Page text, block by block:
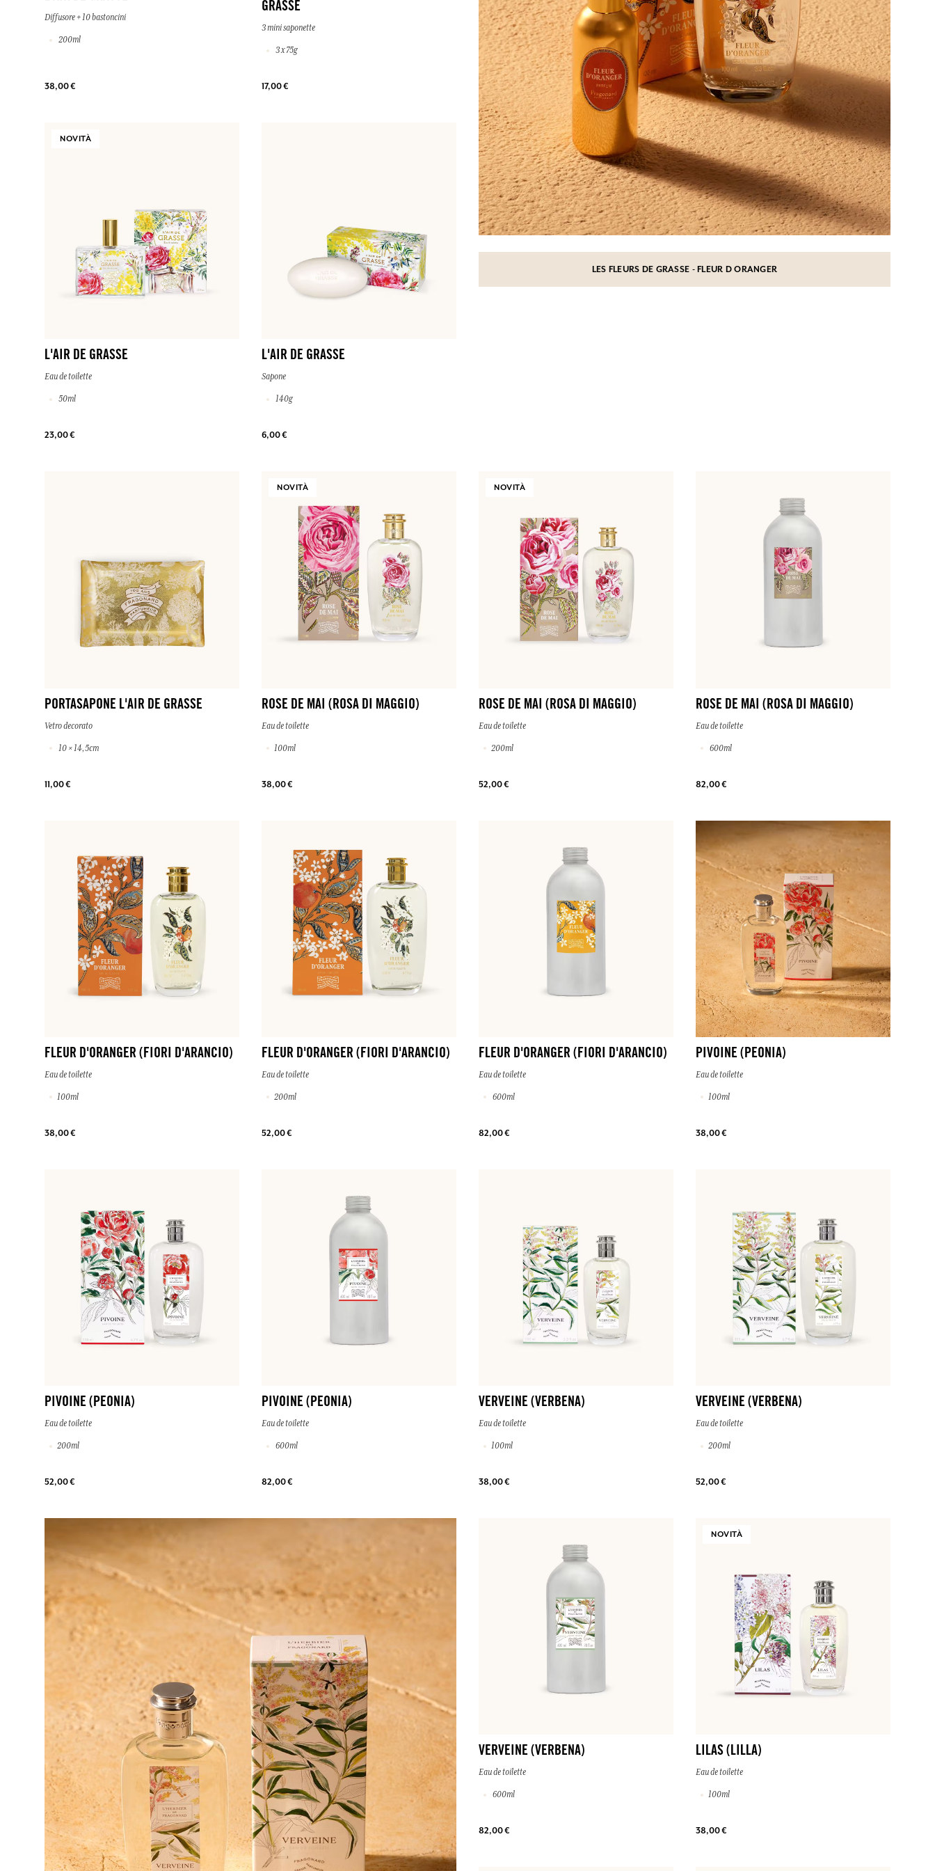
Diffusore + 10 bastoncini
200ml
38,00 €
GRASSE
3 mini saponette
3 x 75g
17,00 €
LES FLEURS DE GRASSE - FLEUR D ORANGER
NOVITÀ
L'AIR DE GRASSE
Eau de toilette
50ml
23,00 €
L'AIR DE GRASSE
Sapone
140g
6,00 €
PORTASAPONE L'AIR DE GRASSE
Vetro decorato
10 × 14,5cm
11,00 €
NOVITÀ
ROSE DE MAI (ROSA DI MAGGIO)
Eau de toilette
100ml
38,00 €
NOVITÀ
ROSE DE MAI (ROSA DI MAGGIO)
Eau de toilette
200ml
52,00 €
ROSE DE MAI (ROSA DI MAGGIO)
Eau de toilette
600ml
82,00 €
FLEUR D'ORANGER (FIORI D'ARANCIO)
Eau de toilette
100ml
38,00 €
FLEUR D'ORANGER (FIORI D'ARANCIO)
Eau de toilette
200ml
52,00 €
FLEUR D'ORANGER (FIORI D'ARANCIO)
Eau de toilette
600ml
82,00 €
PIVOINE (PEONIA)
Eau de toilette
100ml
38,00 €
PIVOINE (PEONIA)
Eau de toilette
200ml
52,00 €
PIVOINE (PEONIA)
Eau de toilette
600ml
82,00 €
VERVEINE (VERBENA)
Eau de toilette
100ml
38,00 €
VERVEINE (VERBENA)
Eau de toilette
200ml
52,00 €
VERVEINE (VERBENA)
Eau de toilette
600ml
82,00 €
NOVITÀ
LILAS (LILLA)
Eau de toilette
100ml
38,00 €